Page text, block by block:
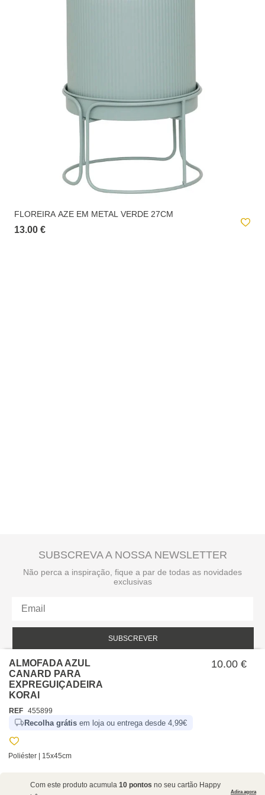
ALMOFADA AZUL
CANARD PARA
EXPREGUIÇADEIRA
KORAI
10.00 €
REF 455899
Recolha grátis em loja ou entrega desde 4,99€
Poliéster | 15x45cm
Com este produto acumula 10 pontos no seu cartão Happy
Adira agora
FLOREIRA AZE EM METAL VERDE 27CM
13.00 €
SUBSCREVA A NOSSA NEWSLETTER
Não perca a inspiração, fique a par de todas as novidades
exclusivas
SUBSCREVER
Li e aceito a política de privacidade da hôma.
Política de privacidade
EMPRESA